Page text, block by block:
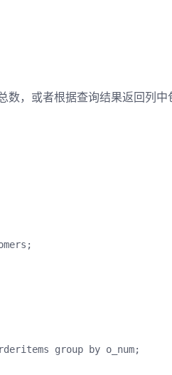
数，或者根据查询结果返回列
;
group by o_num;